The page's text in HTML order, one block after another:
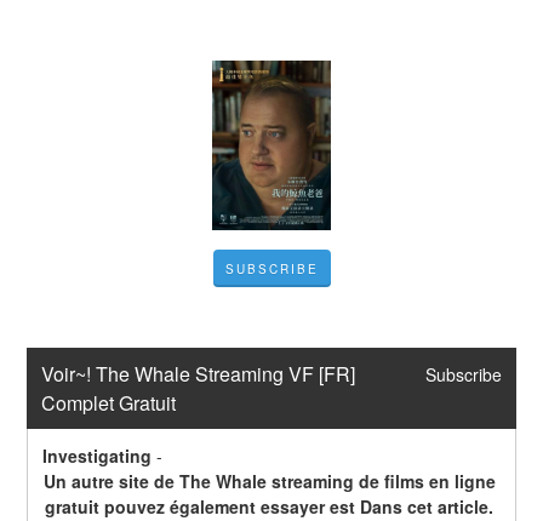
SUBSCRIBE
Voir~! The Whale Streaming VF [FR]
Complet Gratuit
Subscribe
Investigating -
Un autre site de The Whale streaming de films en ligne
gratuit pouvez également essayer est Dans cet article.